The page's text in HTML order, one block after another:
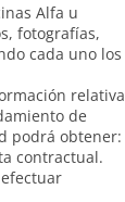
Alfa u
fotografías,
cada uno los
relativa
de
podrá obtener:
contractual.